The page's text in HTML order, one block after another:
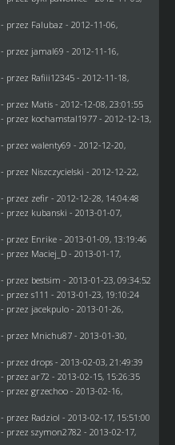
- przez Falubaz - 2012-11-06,
- przez jamal69 - 2012-11-16,
- przez Rafiii12345- 2012-11-18,
- przez Matis- 2012-12-08, 23:01:55
- przez kochamstal1977- 2012-12-13,
- przez walenty69 - 2012-12-20,
- przez Niszczycielski - 2012-12-22,
- przez zefir- 2012-12-28, 14:04:48
- przez kubanski - 2013-01-07,
- przez Enrike- 2013-01-09, 13:19:46
- przez Maciej_D- 2013-01-17,
- przez bestsim - 2013-01-23, 09:34:52
- przez s111 - 2013-01-23, 19:10:24
- przez jacekpulo- 2013-01-26,
- przez Mnichu87- 2013-01-30,
- przez drops- 2013-02-03, 21:49:39
- przez ar72 - 2013-02-15, 15:26:35
- przez grzechoo - 2013-02-16,
- przez Radziol - 2013-02-17, 15:51:00
- przez szymon2782 - 2013-02-17,